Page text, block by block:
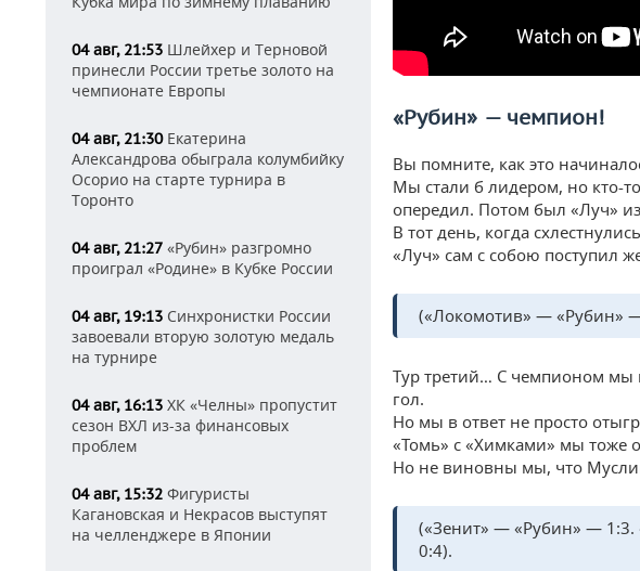
04 авг, 21:53 Шлейхер и Терновой
принесли России третье золото на
чемпионате Европы
04 авг, 21:30Екатерина
Александрова обыграла колумбийку
Осорио на старте турнира в
Торонто
04 авг, 21:27 «Рубин» разгромно
проиграл «Родине» в Кубке России
04 авг, 19:13 Синхронистки России
завоевали вторую золотую медаль
на турнире
04 авг, 16:13 ХК «Челны» пропустит
сезон ВХЛ из-за финансовых
проблем
04 авг, 15:32 Фигуристы
Кагановская и Некрасов выступят
на челленджере в Японии
«Рубин» — чемпион!
Вы помните, как это
Мы стали б лидером, но кто-
опередил. Потом был «Луч»
В тот день, когда
«Луч» сам с собою поступил
(«Локомотив» — «Рубин»
Тур третий… С чемпионом мы
гол.
Но мы в ответ не просто
«Томь» с «Химками» мы тоже
Но не виновны мы, что
(«Зенит» — «Рубин» —
0:4).